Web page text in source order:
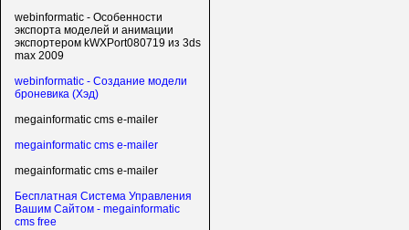
webinformatic - Особенности
экспорта моделей и анимации
экспортером kWXPort080719 из 3ds
max 2009
webinformatic - Создание модели
броневика (Хэд)
megainformatic cms e-mailer
megainformatic cms e-mailer
megainformatic cms e-mailer
Бесплатная Система Управления
Вашим Сайтом - megainformatic
cms free